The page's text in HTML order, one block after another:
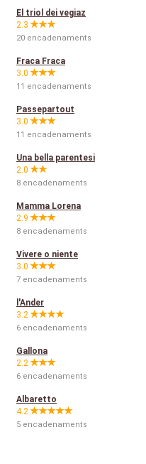
El triol dei vegiaz
2.3
20 encadenaments
Fraca Fraca
3.0
11 encadenaments
Passepartout
3.0
11 encadenaments
Una bella parentesi
2.0
8 encadenaments
Mamma Lorena
2.9
8 encadenaments
Vivere o niente
3.0
7 encadenaments
l'Ander
3.2
6 encadenaments
Gallona
2.2
6 encadenaments
Albaretto
4.2
5 encadenaments